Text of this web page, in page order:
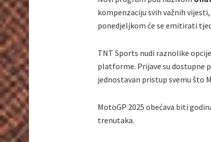
kompenzaciju svih važnih
ponedjeljkom će se emitirati
TNT Sports nudi raznolike
platforme. Prijave su dostupne
jednostavan pristup svemu što
MotoGP 2025 obećava biti
trenutaka.